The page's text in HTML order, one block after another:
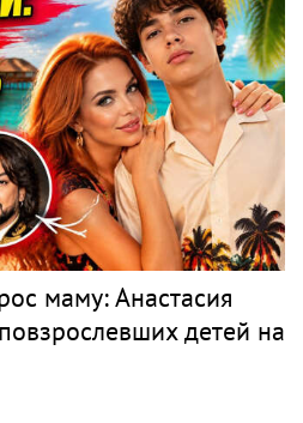
маму: Анастасия
детей на